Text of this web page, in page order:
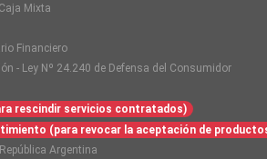
Mixta
Financiero
- Ley Nº 24.240 de Defensa del Consumidor
rescindir servicios contratados)
(para revocar la aceptación de
Argentina